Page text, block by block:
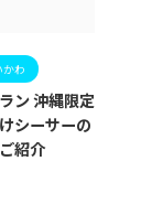
わ
ン 沖縄限定
シーサーの
紹介